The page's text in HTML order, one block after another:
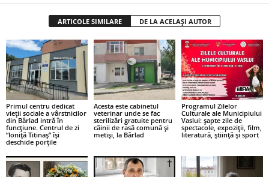
ARTICOLE SIMILARE DE LA ACELAȘI AUTOR
Primul centru dedicat
vieții sociale a vârstnicilor
din Bârlad intră în
funcțiune. Centrul de zi
”Ioniță Titinaș” își
deschide porțile
Acesta este cabinetul
veterinar unde se fac
sterilizări gratuite pentru
câinii de rasă comună și
metiși, la Bârlad
Programul Zilelor
Culturale ale Municipiului
Vaslui: șapte zile de
spectacole, expoziții, film,
literatură, știință și sport